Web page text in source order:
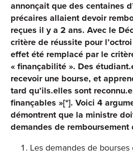
annonçait que des centaines
précaires allaient devoir
reçues il y a 2 ans. Avec le
critère de réussite pour
effet été remplacé par le
« finançabilité ». Des
recevoir une bourse, et
tard qu’ils.elles sont
finançables »[*]. Voici 4
démontrent que la ministre
demandes de remboursement
Les demandes de